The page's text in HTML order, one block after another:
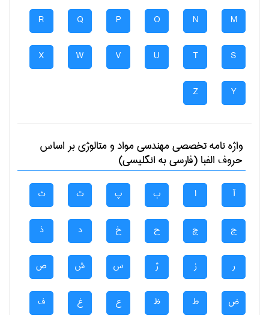
M
N
O
P
Q
R
S
T
U
V
W
X
Y
Z
واژه نامه تخصصیمهندسی مواد و متالوژیبر اساس
حروف الفبا (فارسی به انگلیسی)
آ ا ب پ ت ث
ج چ ح خ د ذ
ر ز ژ س ش ص
ض ط ظ ع غ ف